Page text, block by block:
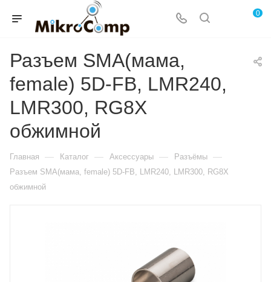
0
Разъем SMA(мама,
female) 5D-FB, LMR240,
LMR300, RG8X
обжимной
Главная — Каталог — Аксессуары — Разъёмы —
Разъем SMA(мама, female) 5D-FB, LMR240, LMR300, RG8X
обжимной